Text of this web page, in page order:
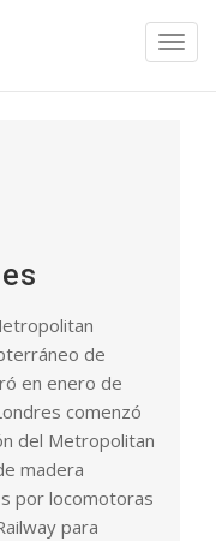
de
en enero de
comenzó
del Metropolitan
madera
por locomotoras
para